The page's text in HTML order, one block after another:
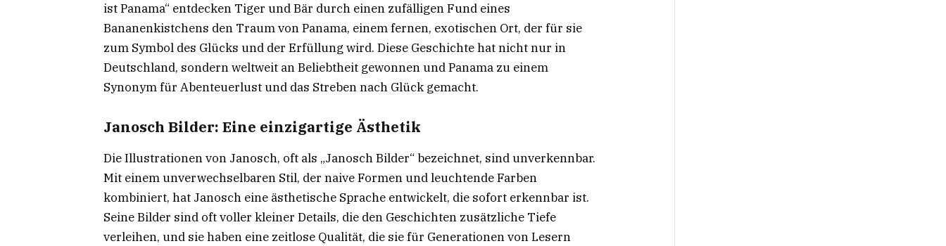
ist Panama“ entdecken Tiger und Bär durch einen zufälligen Fund eines
Bananenkistchens den Traum von Panama, einem fernen, exotischen Ort, der für sie
zum Symbol des Glücks und der Erfüllung wird. Diese Geschichte hat nicht nur in
Deutschland, sondern weltweit an Beliebtheit gewonnen und Panama zu einem
Synonym für Abenteuerlust und das Streben nach Glück gemacht.
Janosch Bilder: Eine einzigartige Ästhetik
Die Illustrationen von Janosch, oft als „Janosch Bilder“ bezeichnet, sind unverkennbar.
Mit einem unverwechselbaren Stil, der naive Formen und leuchtende Farben
kombiniert, hat Janosch eine ästhetische Sprache entwickelt, die sofort erkennbar ist.
Seine Bilder sind oft voller kleiner Details, die den Geschichten zusätzliche Tiefe
verleihen, und sie haben eine zeitlose Qualität, die sie für Generationen von Lesern